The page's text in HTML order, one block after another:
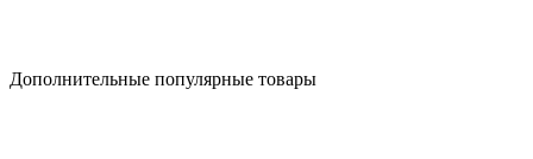
Дополнительные популярные товары